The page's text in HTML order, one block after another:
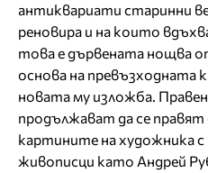
антиквариати старинни
реновира и на които
това е дървената нощва
основа на превъзходната
новата му изложба.
продължават да се
картините на художника с
живописци като Андрей